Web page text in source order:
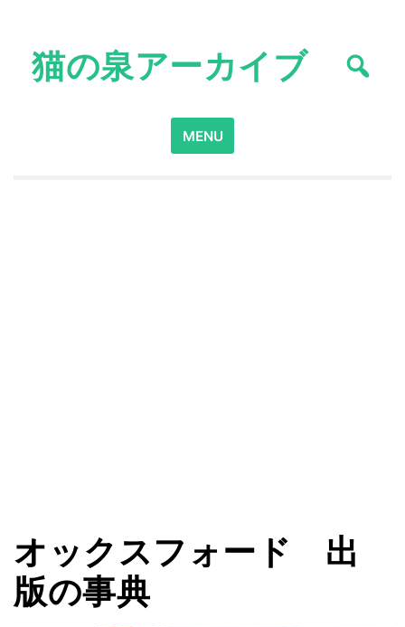
content猫の泉アーカイブ
Search
for:
MENU
オックスフォード 出
版の事典